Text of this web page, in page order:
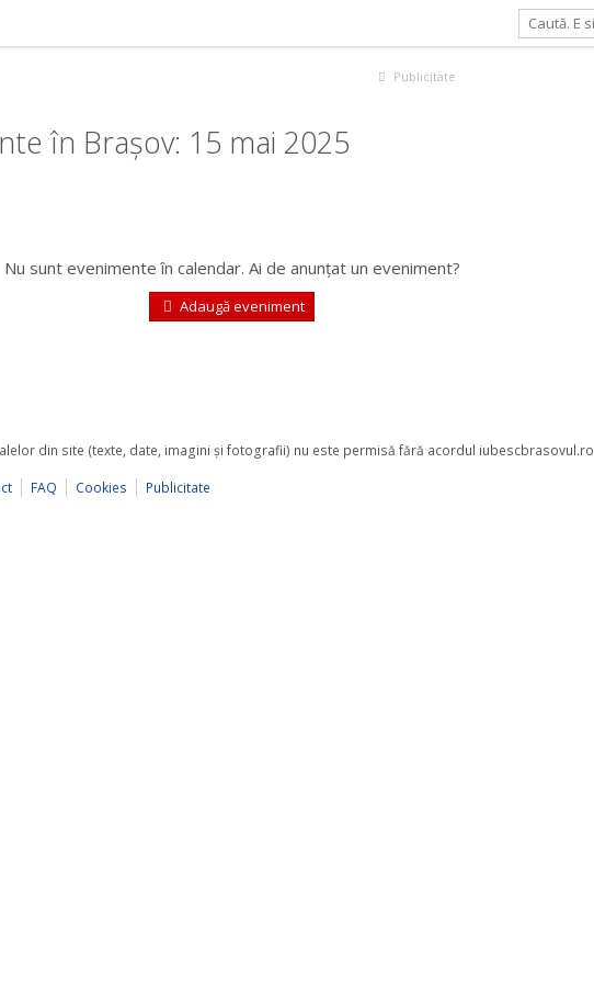
Publicitate
în Brașov: 15 mai 2025
Nu sunt evenimente în calendar. Ai de anunțat un eveniment?
Adaugă eveniment
din site (texte, date, imagini şi fotografii) nu este permisă fără acordul iubescbrasovul.ro
FAQ Cookies
Publicitate